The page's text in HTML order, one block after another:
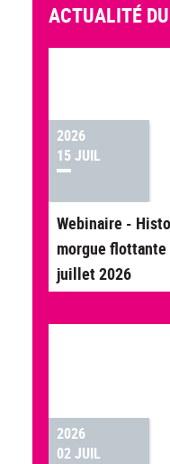
ACTUALITÉ
2026
15 JUIL
Webinaire -
morgue
juillet 2026
2026
02 JUIL